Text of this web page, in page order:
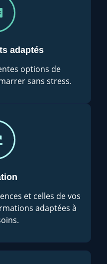
adaptés
options de
sans stress.
et celles de vos
adaptées à